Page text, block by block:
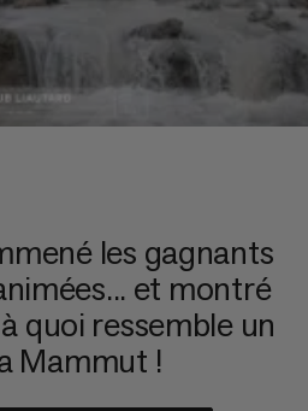
les gagnants
et montré
quoi ressemble un
Mammut !